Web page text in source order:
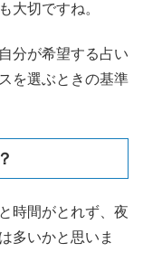
大切ですね。
分が希望する占い
を選ぶときの基準
時間がとれず、夜
多いかと思いま